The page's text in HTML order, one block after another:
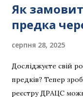
одного набор...
Як
предка
серпня 28, 2025
Досліджуєте свій
предків? Тепер
реєстру ДРАЦС